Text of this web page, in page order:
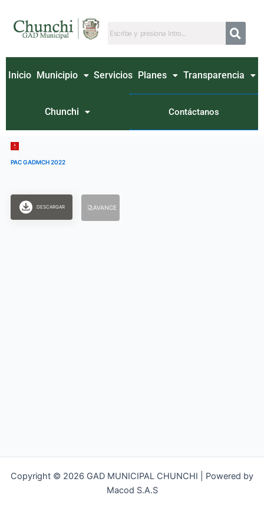
contenido
Inicio Municipio Servicios Planes Transparencia
Chunchi Contáctanos
PAC GADMCH 2022
DESCARGAR AVANCE
Copyright © 2026 GAD MUNICIPAL CHUNCHI | Powered by
Macod S.A.S